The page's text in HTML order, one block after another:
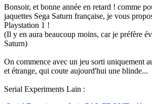
Bonsoir, et bonne année en retard ! comme
jaquettes Sega Saturn française, je vous
Playstation 1 !
(Il y en aura beaucoup moins, car je préfère
Saturn)
On commence avec un jeu sorti uniquement
et étrange, qui coute aujourd'hui une blinde...
Serial Experiments Lain :